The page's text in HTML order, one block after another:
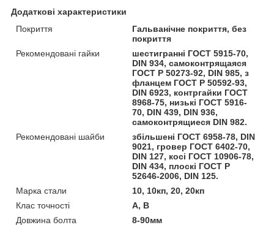
Додаткові характеристики
Покриття
Гальванічне покриття, без
покриття
Рекомендовані гайки
шестигранні ГОСТ 5915-70,
DIN 934, самоконтрящаяся
ГОСТ Р 50273-92, DIN 985, з
фланцем ГОСТ Р 50592-93,
DIN 6923, контргайки ГОСТ
8968-75, низькі ГОСТ 5916-
70, DIN 439, DIN 936,
самоконтрящиеся DIN 982.
Рекомендовані шайби
збільшені ГОСТ 6958-78, DIN
9021, гровер ГОСТ 6402-70,
DIN 127, косі ГОСТ 10906-78,
DIN 434, плоскі ГОСТ Р
52646-2006, DIN 125.
Марка стали
10, 10кп, 20, 20кп
Клас точності
А, В
Довжина болта
8-90мм